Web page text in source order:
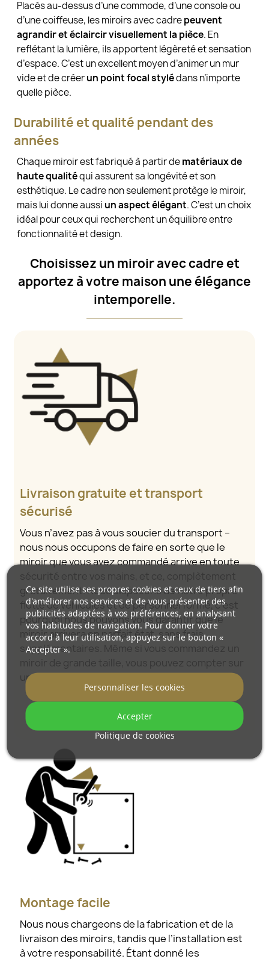
Placés au-dessus d’une commode, d’une console ou
d’une coiffeuse, les miroirs avec cadrepeuvent
agrandir et éclaircir visuellement la pièce. En
reflétant la lumière, ils apportent légèreté et sensation
d’espace. C’est un excellent moyen d’animer un mur
vide et de créerun point focal stylédans n’importe
quelle pièce.
Durabilité et qualité pendant des
années
Chaque miroir est fabriqué à partir dematériaux de
haute qualitéqui assurent sa longévité et son
esthétique. Le cadre non seulement protège le miroir,
mais lui donne aussi un aspect élégant. C’est un choix
idéal pour ceux qui recherchent un équilibre entre
fonctionnalité et design.
Choisissez un miroir avec cadre et
apportez à votre maison une élégance
intemporelle.
Livraison gratuite et transport
sécurisé
Vous n’avez pas à vous soucier du transport –
nous nous occupons de faire en sorte que le
miroir que vous avez commandé arrive en toute
sécurité entre vos mains, et ce, complètement
gratuitement. Nous disposons de notre propre
flotte de véhicules et de personnel formé, c’est
pourquoi nous pouvons vous garantir que le
miroir arrivera en parfait état, sans frais
supplémentaires. Même si vous commandez un
miroir de grande taille, vous pouvez compter sur
une livraison rapide.
Découvrez comment nous emballons nos
miroirs.
Montage facile
Nous nous chargeons de la fabrication et de la
livraison des miroirs, tandis que l’installation est
à votre responsabilité. Étant donné les
Ce site utilise ses propres cookies et ceux de tiers afin
d'améliorer nos services et de vous présenter des
publicités adaptées à vos préférences, en analysant
vos habitudes de navigation. Pour donner votre
accord à leur utilisation, appuyez sur le bouton «
Accepter ».
Politique de cookies
Personnaliser les cookies
Accepter